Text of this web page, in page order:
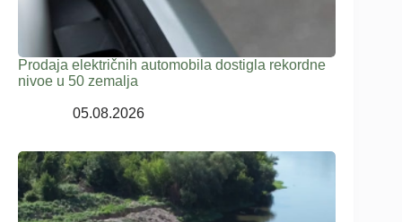
Prodaja električnih automobila dostigla rekordne
nivoe u 50 zemalja
05.08.2026